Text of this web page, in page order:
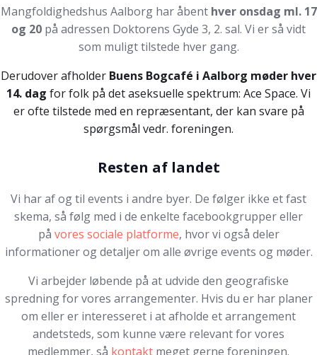
Mangfoldighedshus Aalborg har åbent hver onsdag ml. 17
og 20 på adressen Doktorens Gyde 3, 2. sal. Vi er så vidt
som muligt tilstede hver gang.
Derudover afholder Buens Bogcafé i Aalborg møder hver
14. dag for folk på det aseksuelle spektrum: Ace Space. Vi
er ofte tilstede med en repræsentant, der kan svare på
spørgsmål vedr. foreningen.
Resten af landet
Vi har af og til events i andre byer. De følger ikke et fast
skema, så følg med i de enkelte facebookgrupper eller
på vores sociale platforme, hvor vi også deler
informationer og detaljer om alle øvrige events og møder.
Vi arbejder løbende på at udvide den geografiske
spredning for vores arrangementer. Hvis du er har planer
om eller er interesseret i at afholde et arrangement
andetsteds, som kunne være relevant for vores
medlemmer, så kontakt meget gerne foreningen.